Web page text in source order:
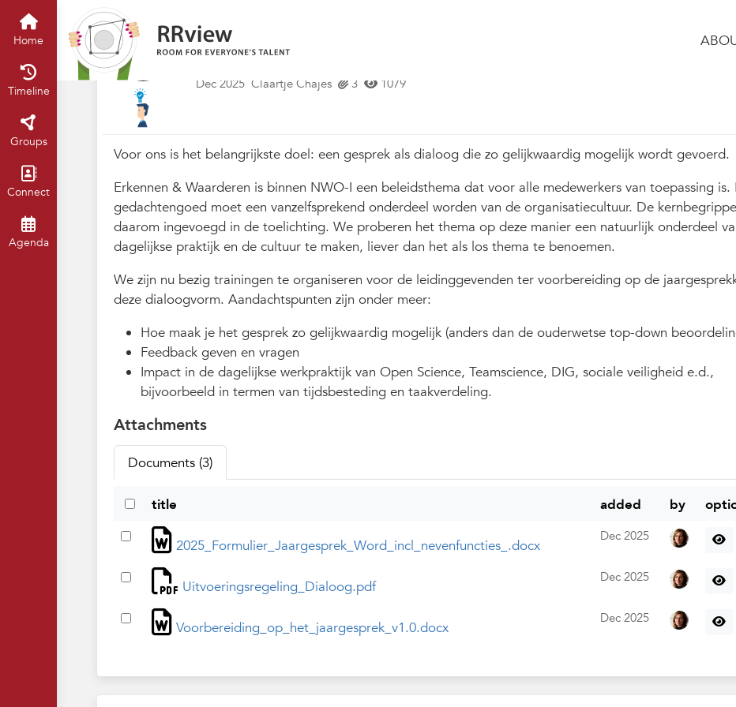
Home
Timeline
Groups
Connect
Agenda
003. NWO-I - Erkennen & Waarderen verankeren in het
jaargesprek
Dec 2025 Claartje Chajes 3 1079
Voor ons is het belangrijkste doel: een gesprek als dialoog die zo gelijkwaardig mogelijk wordt gevoerd.
Erkennen & Waarderen is binnen NWO-I een beleidsthema dat voor alle medewerkers van toepassing is.
gedachtengoed moet een vanzelfsprekend onderdeel worden van de organisatiecultuur. De
daarom ingevoegd in de toelichting. We proberen het thema op deze manier een natuurlijk onderdeel
dagelijkse praktijk en de cultuur te maken, liever dan het als los thema te benoemen.
We zijn nu bezig trainingen te organiseren voor de leidinggevenden ter voorbereiding op de
deze dialoogvorm. Aandachtspunten zijn onder meer:
Hoe maak je het gesprek zo gelijkwaardig mogelijk (anders dan de ouderwetse top-down
Feedback geven en vragen
Impact in de dagelijkse werkpraktijk van Open Science, Teamscience, DIG, sociale veiligheid e.d.,
bijvoorbeeld in termen van tijdsbesteding en taakverdeling.
Attachments
Documents (3)
title added by
2025_Formulier_Jaargesprek_Word_incl_nevenfuncties_.docx
Dec 2025
Uitvoeringsregeling_Dialoog.pdf
Dec 2025
Voorbereiding_op_het_jaargesprek_v1.0.docx
Dec 2025